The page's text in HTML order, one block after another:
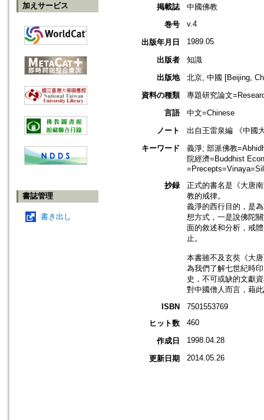
加えサービス
書誌管理
書き出し
掲載誌
中國佛教
巻号
v.4
出版年月日 1989.05
出版者
知識
出版地
北京, 中國 [Beijing,
資料の種類
專題研究論文
言語
中文=Chinese
ノート
出自王雷泉編 《中國
キーワード
義淨; 部派佛教
院經濟=Buddhist
抄録
正式的書名是《大唐
教的戒律。
義淨的西行目的，是
想方式，一是說佛陀
面的敘述和分析，戒
止。
本書雖不及玄奘《大
為我們了解七世紀時
史，不可或缺的文獻
對中國僧人而言，藉
ISBN
7501553769
ヒット数
460
作成日 1998.04.28
更新日期 2014.05.26